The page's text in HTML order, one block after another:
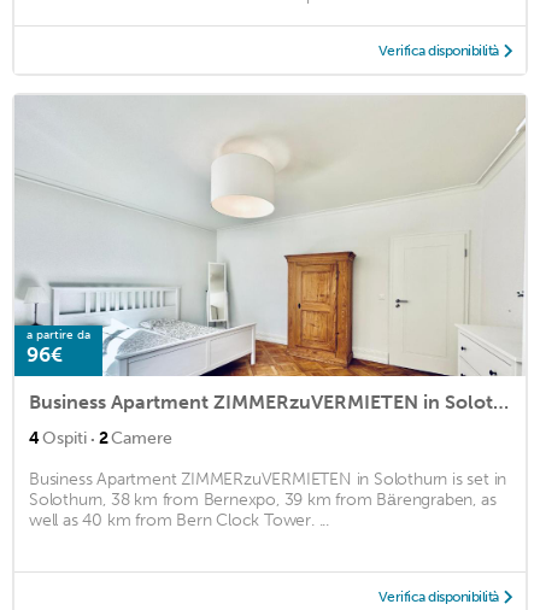
Verifica disponibilità
a partire da
96€
Business Apartment ZIMMERzuVERMIETEN in Solothurn
4Ospiti · 2Camere
Business Apartment ZIMMERzuVERMIETEN in Solothurn is set in
Solothurn, 38 km from Bernexpo, 39 km from Bärengraben, as
well as 40 km from Bern Clock Tower. ...
Verifica disponibilità